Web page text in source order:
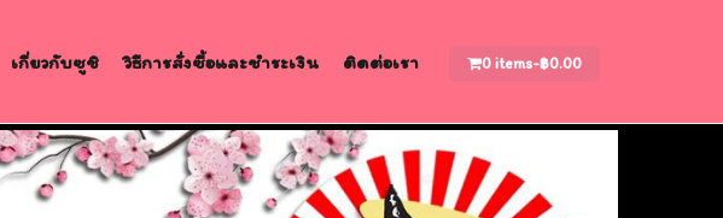
เกี่ยวกับซูชิ วิธีการสั่งซื้อและชำระเงิน ติดต่อเรา 0 items-฿0.00